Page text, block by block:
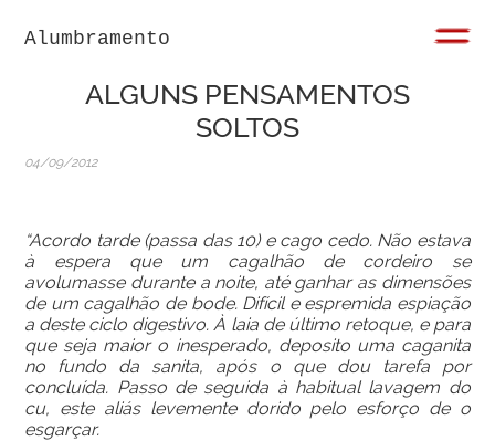
Alumbramento
ALGUNS PENSAMENTOS
SOLTOS
04/09/2012
“Acordo tarde (passa das 10) e cago cedo. Não estava
à espera que um cagalhão de cordeiro se
avolumasse durante a noite, até ganhar as dimensões
de um cagalhão de bode. Difícil e espremida espiação
a deste ciclo digestivo. À laia de último retoque, e para
que seja maior o inesperado, deposito uma caganita
no fundo da sanita, após o que dou tarefa por
concluída. Passo de seguida à habitual lavagem do
cu, este aliás levemente dorido pelo esforço de o
esgarçar.